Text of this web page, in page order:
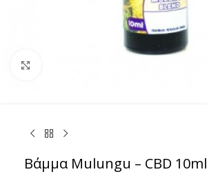
Βάμμα Mulungu – CBD 10ml